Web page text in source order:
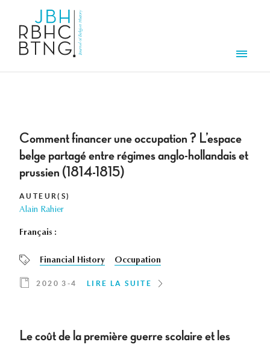
Comment financer une occupation ? L’espace
belge partagé entre régimes anglo-hollandais et
prussien (1814-1815)
AUTEUR(S)
Alain Rahier
Français :
Financial History Occupation
2020 3-4 LIRE LA SUITE
Le coût de la première guerre scolaire et les